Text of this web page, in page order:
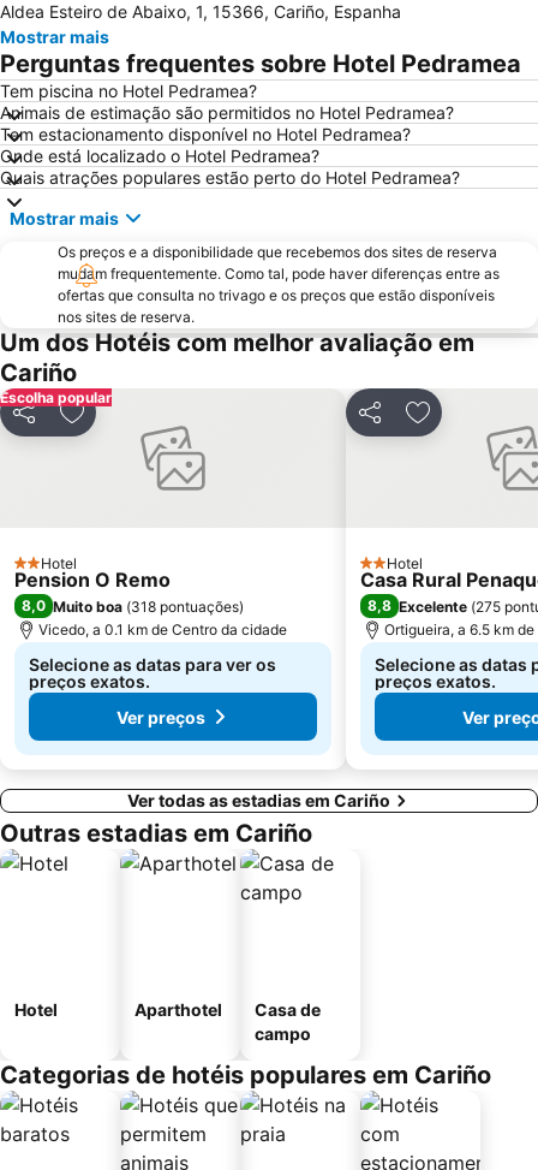
Brisa
Ría de O Barqueiro
La Terraza
Igrexa de Santa Marta de Ortigueira
Esteiro
Xilloi
Covas
San Xurxo
Ponte Romana do Porto o Malvide
Campeonato de Surf de Pantín
Campelo
Sabadelle
Seselle
Aldea Esteiro de Abaixo, 1, 15366, Cariño, Espanha
Mostrar mais
Perguntas frequentes sobre Hotel Pedramea
Tem piscina no Hotel Pedramea?
Animais de estimação são permitidos no Hotel Pedramea?
Tem estacionamento disponível no Hotel Pedramea?
Onde está localizado o Hotel Pedramea?
Quais atrações populares estão perto do Hotel Pedramea?
Mostrar mais
Os preços e a disponibilidade que recebemos dos sites de reserva
mudam frequentemente. Como tal, pode haver diferenças entre as
ofertas que consulta no trivago e os preços que estão disponíveis
nos sites de reserva.
Um dos Hotéis com melhor avaliação em
Cariño
Escolha popular
PartilharAdicionar aos favoritos
2 Estrelas
Hotel
Pension O Remo
8,0 Muito boa (318 pontuações)
Vicedo, a 0.1 km de Centro da cidade
Selecione as datas para ver os
preços exatos.
Ver preços
PartilharAdicionar
2 Estrelas
Hotel
Casa Rural
8,8 Excelente (275
Ortigueira, a 6.5 km
Selecione as datas
preços exatos.
Ver
Ver todas as estadias em Cariño
Outras estadias em Cariño
Hotel Aparthotel
Casa de
campo
Categorias de hotéis populares em Cariño